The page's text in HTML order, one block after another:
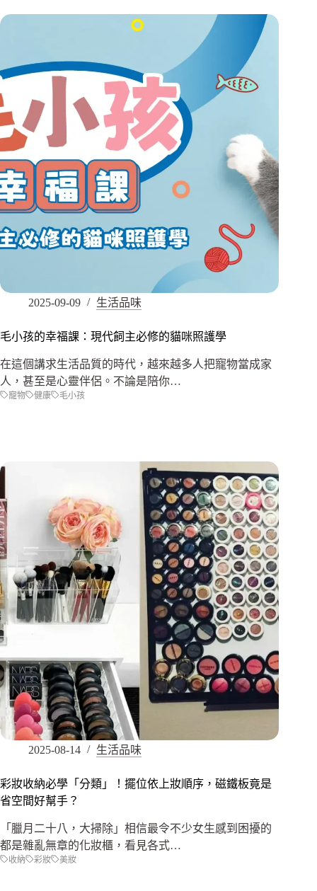
2025-09-09 生活品味
毛小孩的幸福課：現代飼主必修的貓咪照護學
在這個講求生活品質的時代，越來越多人把寵物當成家
人，甚至是心靈伴侶。不論是陪你…
寵物 健康 毛小孩
2025-08-14 生活品味
彩妝收納必學「分類」！擺位依上妝順序，磁鐵板竟是
省空間好幫手？
「臘月二十八，大掃除」相信最令不少女生感到困擾的
都是雜亂無章的化妝櫃，看見各式…
收納 彩妝 美妝